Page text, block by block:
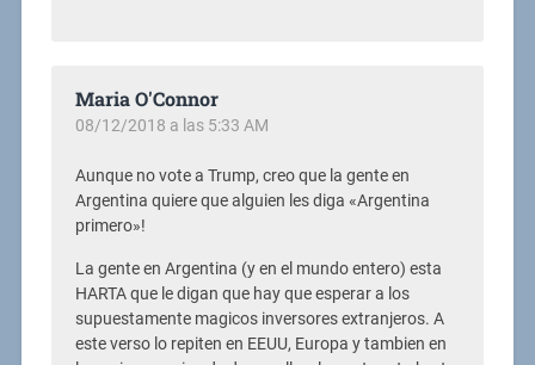
Maria O'Connor
08/12/2018 a las 5:33 AM
Aunque no vote a Trump, creo que la gente en
Argentina quiere que alguien les diga «Argentina
primero»!
La gente en Argentina (y en el mundo entero) esta
HARTA que le digan que hay que esperar a los
supuestamente magicos inversores extranjeros. A
este verso lo repiten en EEUU, Europa y tambien en